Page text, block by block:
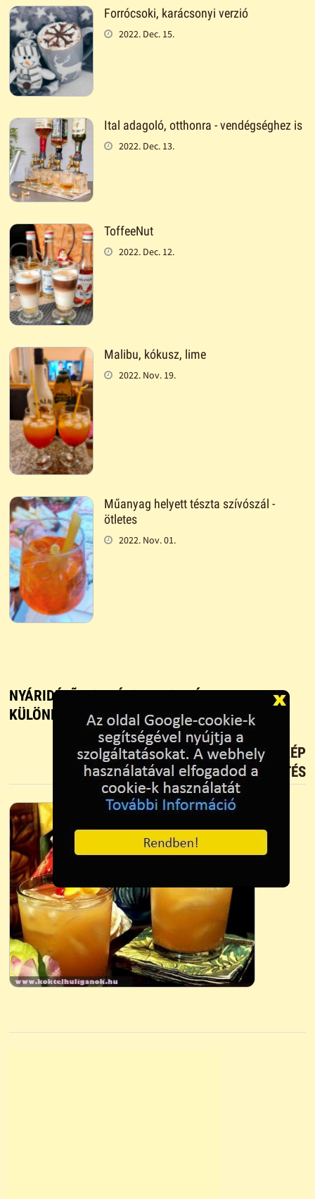
Forrócsoki, karácsonyi verzió
2022. Dec. 15.
Ital adagoló, otthonra - vendégséghez is
2022. Dec. 13.
ToffeeNut
2022. Dec. 12.
Malibu, kókusz, lime
2022. Nov. 19.
Műanyag helyett tészta szívószál -
ötletes
2022. Nov. 01.
NYÁRIDÉZÕ KOKTÉLOK - KOKTÉL
KÜLÖNLEGESSÉG
TETSZIK?TÖLTS FEL FOTÓT TE IS!ÚJ KÉP
FELTÖLTÉS